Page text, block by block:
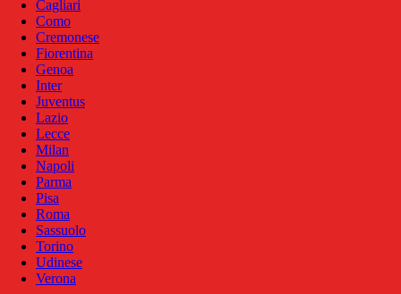
Cagliari
Como
Cremonese
Fiorentina
Genoa
Inter
Juventus
Lazio
Lecce
Milan
Napoli
Parma
Pisa
Roma
Sassuolo
Torino
Udinese
Verona